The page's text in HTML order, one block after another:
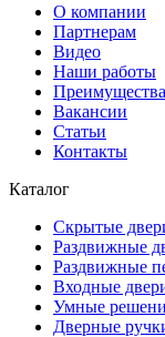
О компании
Партнерам
Видео
Наши работы
Преимущества
Вакансии
Статьи
Контакты
Каталог
Скрытые
Раздвижные
Раздвижные
Входные
Умные
Дверные